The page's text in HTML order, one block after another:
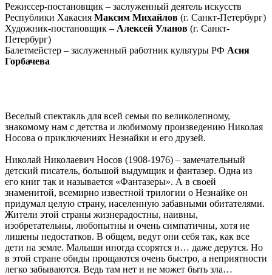
Режиссер-постановщик – заслуженный деятель искусств
Республики Хакасия Максим Михайлов (г. Санкт-Петербург)
Художник-постановщик – Алексей Уланов (г. Санкт-
Петербург)
Балетмейстер – заслуженный работник культуры РФ Асия
Горбачева
Веселый спектакль для всей семьи по великолепному,
знакомому нам с детства и любимому произведению Николая
Носова о приключениях Незнайки и его друзей.
Николай Николаевич Носов (1908-1976) – замечательный
детский писатель, большой выдумщик и фантазер. Одна из
его книг так и называется «Фантазеры». А в своей
знаменитой, всемирно известной трилогии о Незнайке он
придумал целую страну, населенную забавными обитателями.
Жители этой страны жизнерадостны, наивны,
изобретательны, любопытны и очень симпатичны, хотя не
лишены недостатков. В общем, ведут они себя так, как все
дети на земле. Малыши иногда ссорятся и… даже дерутся. Но
в этой стране обиды прощаются очень быстро, а неприятности
легко забываются. Ведь там нет и не может быть зла…